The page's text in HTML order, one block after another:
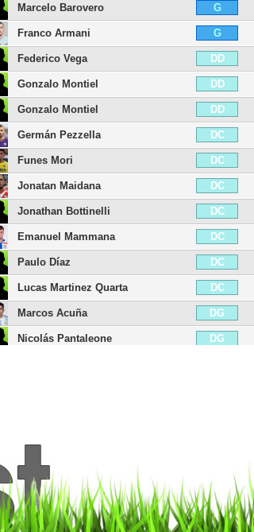
Marcelo Barovero G
Franco Armani G
Federico Vega DD
Gonzalo Montiel DD
Gonzalo Montiel DD
Germán Pezzella DC
Funes Mori DC
Jonatan Maidana DC
Jonathan Bottinelli DC
Emanuel Mammana DC
Paulo Díaz DC
Lucas Martinez Quarta DC
Marcos Acuña DG
Nicolás Pantaleone DG
Exequiel Palacios
Agustín Palavecino MC
Iván Diaz MC